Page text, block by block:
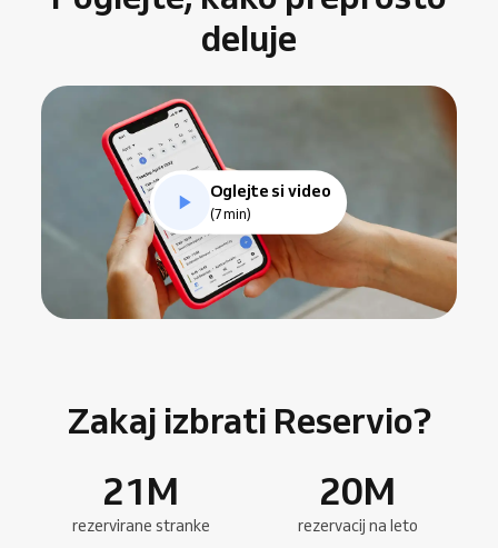
deluje
Oglejte si video
(7min)
Zakaj izbrati Reservio?
21M
rezervirane stranke
20M
rezervacij na leto